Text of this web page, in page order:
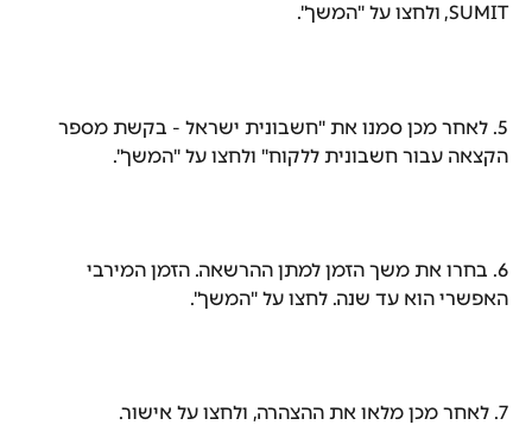
SUMIT, ולחצו על "המשך".
5. לאחר מכן סמנו את "חשבונית ישראל - בקשת מספר
הקצאה עבור חשבונית ללקוח" ולחצו על "המשך".
6. בחרו את משך הזמן למתן ההרשאה. הזמן המירבי
האפשרי הוא עד שנה. לחצו על "המשך".
7. לאחר מכן מלאו את ההצהרה, ולחצו על אישור.